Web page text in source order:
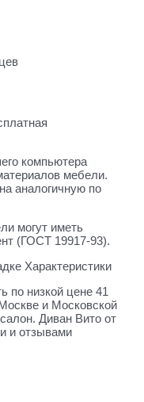
компьютера
мебели.
аналогичную по
могут иметь
(ГОСТ 19917-93).
Характеристики
по низкой цене 41
и Московской
Диван Вито от
и отзывами